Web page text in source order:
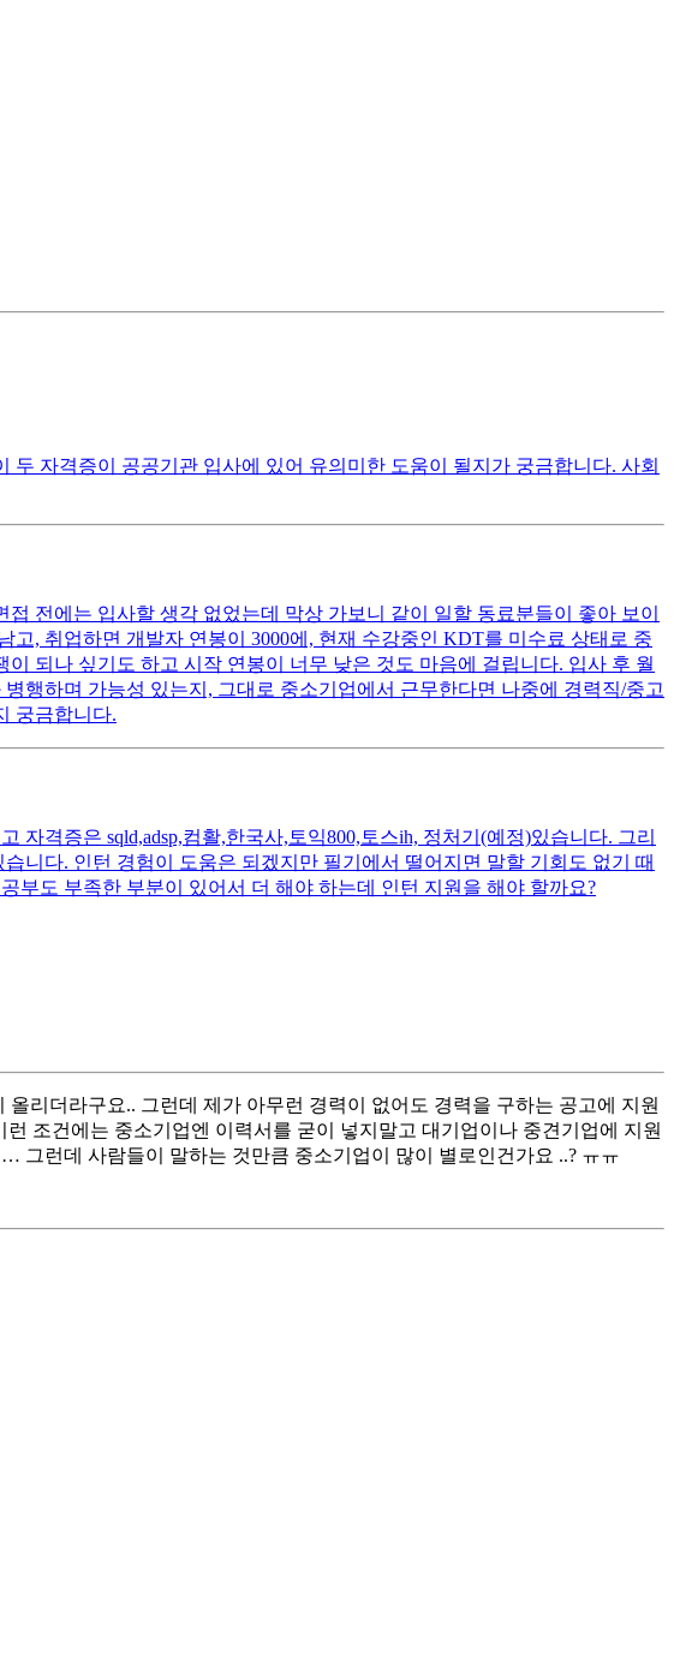
자격증이 공공기관 입사에 있어 유의미한 도움이 될지가 궁금합니다. 사회
전에는 입사할 생각 없었는데 막상 가보니 같이 일할 동료분들이 좋아 보이
, 취업하면 개발자 연봉이 3000에, 현재 수강중인 KDT를 미수료 상태로 중
되나 싶기도 하고 시작 연봉이 너무 낮은 것도 마음에 걸립니다. 입사 후 월
행하며 가능성 있는지, 그대로 중소기업에서 근무한다면 나중에 경력직/중고
궁금합니다.
격증은 sqld,adsp,컴활,한국사,토익800,토스ih, 정처기(예정)있습니다. 그리
니다. 인턴 경험이 도움은 되겠지만 필기에서 떨어지면 말할 기회도 없기 때
부도 부족한 부분이 있어서 더 해야 하는데 인턴 지원을 해야 할까요?
리더라구요.. 그런데 제가 아무런 경력이 없어도 경력을 구하는 공고에 지원
조건에는 중소기업엔 이력서를 굳이 넣지말고 대기업이나 중견기업에 지원
그런데 사람들이 말하는 것만큼 중소기업이 많이 별로인건가요 ..? ㅠㅠ